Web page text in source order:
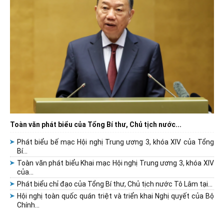
Toàn văn phát biểu của Tổng Bí thư, Chủ tịch nước...
Phát biểu bế mạc Hội nghị Trung ương 3, khóa XIV của Tổng
Bí...
Toàn văn phát biểu Khai mạc Hội nghị Trung ương 3, khóa XIV
của...
Phát biểu chỉ đạo của Tổng Bí thư, Chủ tịch nước Tô Lâm tại...
Hội nghị toàn quốc quán triệt và triển khai Nghị quyết của Bộ
Chính...